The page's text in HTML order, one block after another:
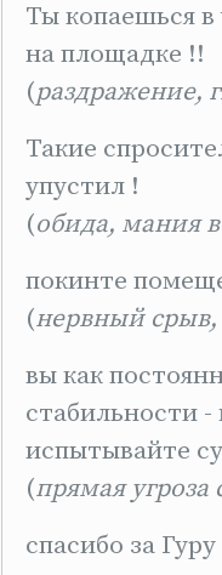
Ты копаешься
на площадке !!
(раздражение,
Такие
упустил !
(обида, мания
покинте
(нервный срыв,
вы как
стабильности
испытывайте
(прямая
спасибо за